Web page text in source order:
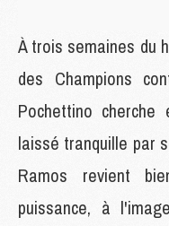
À trois semaines du
des Champions
Pochettino
laissé tranquille par
Ramos revient
puissance, à